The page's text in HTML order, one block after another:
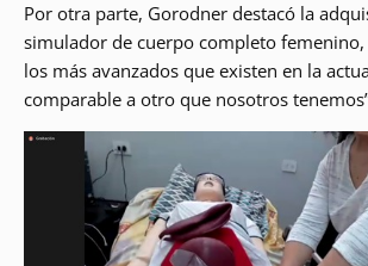
Por otra parte, Gorodner destacó la
simulador de cuerpo completo femenino,
los más avanzados que existen en la
comparable a otro que nosotros